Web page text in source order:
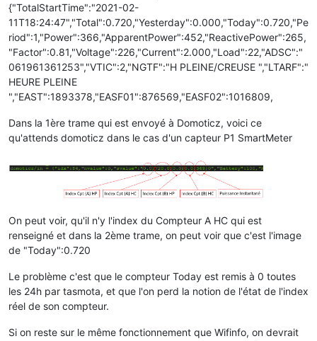
{"TotalStartTime":"2021-02-
11T18:24:47","Total":0.720,"Yesterday":0.000,"Today":0.720,"Pe
riod":1,"Power":366,"ApparentPower":452,"ReactivePower":265,
"Factor":0.81,"Voltage":226,"Current":2.000,"Load":22,"ADSC":"
061961361253","VTIC":2,"NGTF":"H PLEINE/CREUSE ","LTARF":"
HEURE PLEINE
","EAST":1893378,"EASF01":876569,"EASF02":1016809,
Dans la 1ère trame qui est envoyé à Domoticz, voici ce
qu'attends domoticz dans le cas d'un capteur P1 SmartMeter
On peut voir, qu'il n'y l'index du Compteur A HC qui est
renseigné et dans la 2ème trame, on peut voir que c'est l'image
de "Today":0.720
Le problème c'est que le compteur Today est remis à 0 toutes
les 24h par tasmota, et que l'on perd la notion de l'état de l'index
réel de son compteur.
Si on reste sur le même fonctionnement que Wifinfo, on devrait